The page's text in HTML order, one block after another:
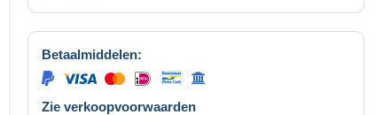
Betaalmiddelen:
Zie verkoopvoorwaarden